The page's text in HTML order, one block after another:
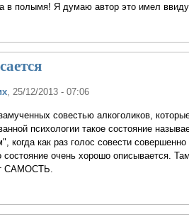
в полымя! Я думаю автор это имел
, 25/12/2013 - 07:06
совестью алкоголиков,
психологии такое состояние
когда как раз голос совести
очень хорошо описывается.
САМОСТЬ.